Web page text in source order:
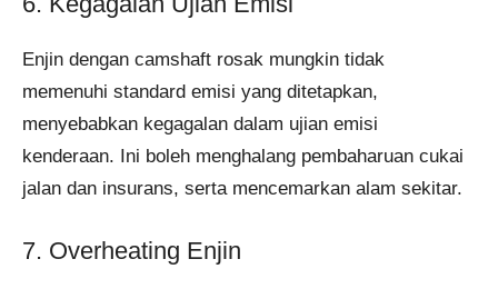
Enjin dengan camshaft rosak mungkin tidak
memenuhi standard emisi yang ditetapkan,
menyebabkan kegagalan dalam ujian emisi
kenderaan. Ini boleh menghalang pembaharuan cukai
jalan dan insurans, serta mencemarkan alam sekitar.
7. Overheating Enjin